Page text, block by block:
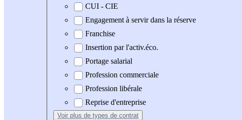
CUI - CIE
Engagement à servir dans la réserve
Franchise
Insertion par l'activ.éco.
Portage salarial
Profession commerciale
Profession libérale
Reprise d'entreprise
Voir plus de types de contrat